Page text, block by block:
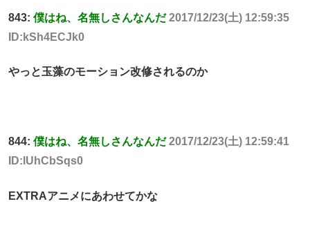
843: 僕はね、名無しさんなんだ 2017/12/23(土) 12:59:35
ID:kSh4ECJk0
やっと玉藻のモーション改修されるのか
844: 僕はね、名無しさんなんだ 2017/12/23(土) 12:59:41
ID:lUhCbSqs0
EXTRAアニメにあわせてかな